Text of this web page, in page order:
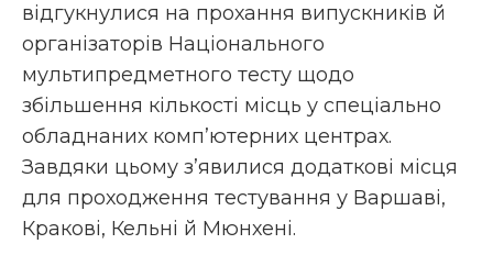
відгукнулися на прохання випускників й
організаторів Національного
мультипредметного тесту щодо
збільшення кількості місць у спеціально
обладнаних комп’ютерних центрах.
Завдяки цьому з’явилися додаткові місця
для проходження тестування у Варшаві,
Кракові, Кельні й Мюнхені.